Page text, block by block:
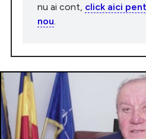
nu ai cont, click aici
nou